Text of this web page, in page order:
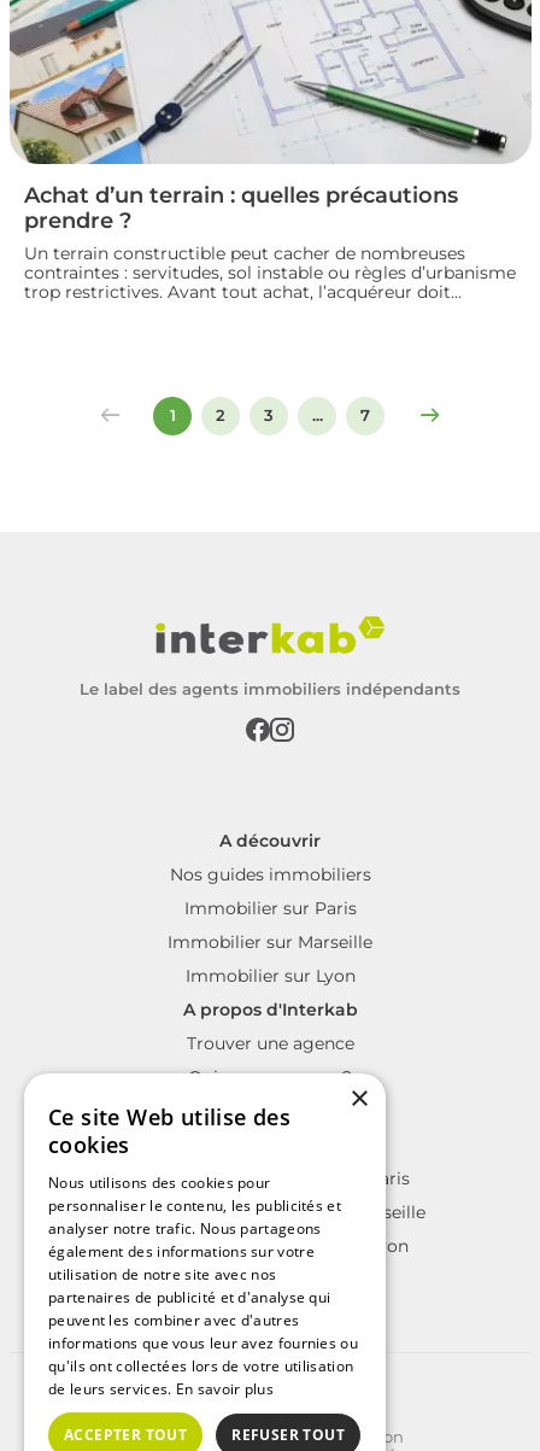
Achat d’un terrain : quelles précautions
prendre ?
Un terrain constructible peut cacher de nombreuses
contraintes : servitudes, sol instable ou règles d’urbanisme
trop restrictives. Avant tout achat, l’acquéreur doit
1 2 3 ... 7
Le label des agents immobiliers indépendants
A découvrir
Nos guides immobiliers
Immobilier sur Paris
Immobilier sur Marseille
Immobilier sur Lyon
A propos d'Interkab
Trouver une agence
Qui sommes nous?
La charte Interkab
Annonces immobilières sur Paris
Annonces immobilières sur Marseille
Annonces immobilières sur Lyon
©2025 | Tous droits réservés
Plan du site
Conditions Générales d'Utilisation
×
Ce site Web utilise des
cookies
Nous utilisons des cookies pour
personnaliser le contenu, les publicités et
analyser notre trafic. Nous partageons
également des informations sur votre
utilisation de notre site avec nos
partenaires de publicité et d'analyse qui
peuvent les combiner avec d'autres
informations que vous leur avez fournies ou
qu'ils ont collectées lors de votre utilisation
de leurs services. En savoir plus
ACCEPTER TOUT REFUSER TOUT